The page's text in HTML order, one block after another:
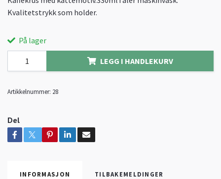
Kvalitetstrykk som holder.
På lager
LEGG I HANDLEKURV
Artikkelnummer: 28
Del
INFORMASJON TILBAKEMELDINGER